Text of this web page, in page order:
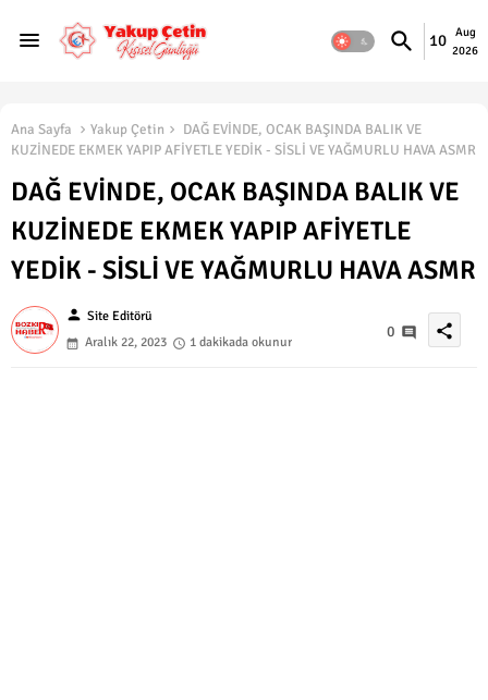
10
Aug
2026
Ana Sayfa Yakup Çetin
DAĞ EVİNDE, OCAK BAŞINDA BALIK VE
KUZİNEDE EKMEK YAPIP AFİYETLE YEDİK - SİSLİ VE YAĞMURLU HAVA ASMR
DAĞ EVİNDE, OCAK BAŞINDA BALIK VE
KUZİNEDE EKMEK YAPIP AFİYETLE
YEDİK - SİSLİ VE YAĞMURLU HAVA ASMR
person Site Editörü
Aralık 22, 2023
1 dakikada okunur
0 share